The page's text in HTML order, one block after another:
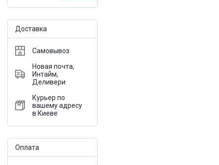
Доставка
Самовывоз
Новая почта,
Интайм,
Деливери
Курьер по
вашему адресу
в Киеве
Оплата